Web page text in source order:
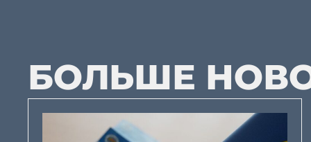
БОЛЬШЕ